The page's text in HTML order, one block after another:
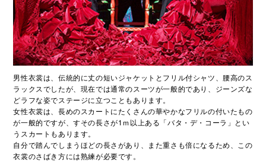
男性衣裳は、伝統的に丈の短いジャケットとフリル付シャツ、腰高のス
ラックスでしたが、現在では通常のスーツが一般的であり、ジーンズな
どラフな姿でステージに立つこともあります。
女性衣裳は、長めのスカートにたくさんの華やかなフリルの付いたもの
が一般的ですが、すその長さが1ｍ以上ある「バタ・デ・コーラ」とい
うスカートもあります。
自分で踏んでしまうほどの長さがあり、また重さも倍になるため、この
衣裳のさばき方には熟練が必要です。